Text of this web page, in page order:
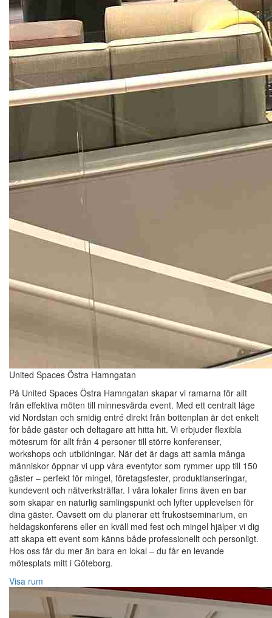
United Spaces Östra Hamngatan
På United Spaces Östra Hamngatan skapar vi ramarna för allt
från effektiva möten till minnesvärda event. Med ett centralt läge
vid Nordstan och smidig entré direkt från bottenplan är det enkelt
för både gäster och deltagare att hitta hit. Vi erbjuder flexibla
mötesrum för allt från 4 personer till större konferenser,
workshops och utbildningar. När det är dags att samla många
människor öppnar vi upp våra eventytor som rymmer upp till 150
gäster – perfekt för mingel, företagsfester, produktlanseringar,
kundevent och nätverksträffar. I våra lokaler finns även en bar
som skapar en naturlig samlingspunkt och lyfter upplevelsen för
dina gäster. Oavsett om du planerar ett frukostseminarium, en
heldagskonferens eller en kväll med fest och mingel hjälper vi dig
att skapa ett event som känns både professionellt och personligt.
Hos oss får du mer än bara en lokal – du får en levande
mötesplats mitt i Göteborg.
Visa rum